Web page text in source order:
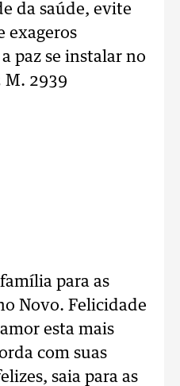
da saúde, evite
exageros
paz se instalar no
M. 2939
para as
Novo. Felicidade
esta mais
com suas
saia para as